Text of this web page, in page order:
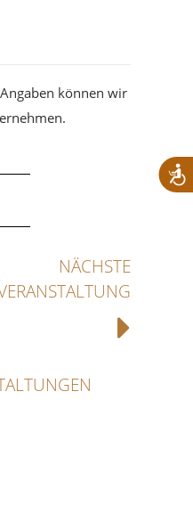
können wir
NÄCHSTE